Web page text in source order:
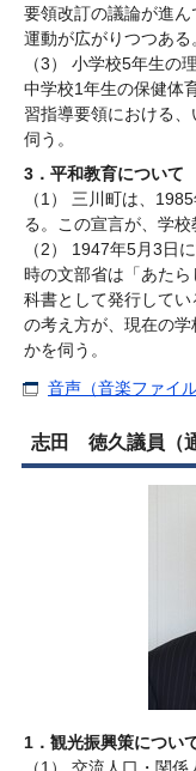
要領改訂の議論が進
運動が広がりつつある
（3） 小学校5年生の
中学校1年生の保健体
習指導要領における
伺う。
3．平和教育について
（1） 三川町は、
る。この宣言が、学校
（2） 1947年5月3日
時の文部省は「あた
科書として発行してい
の考え方が、現在の
かを伺う。
音声（音楽ファイ
志田 徳久議員（
1．観光振興策につい